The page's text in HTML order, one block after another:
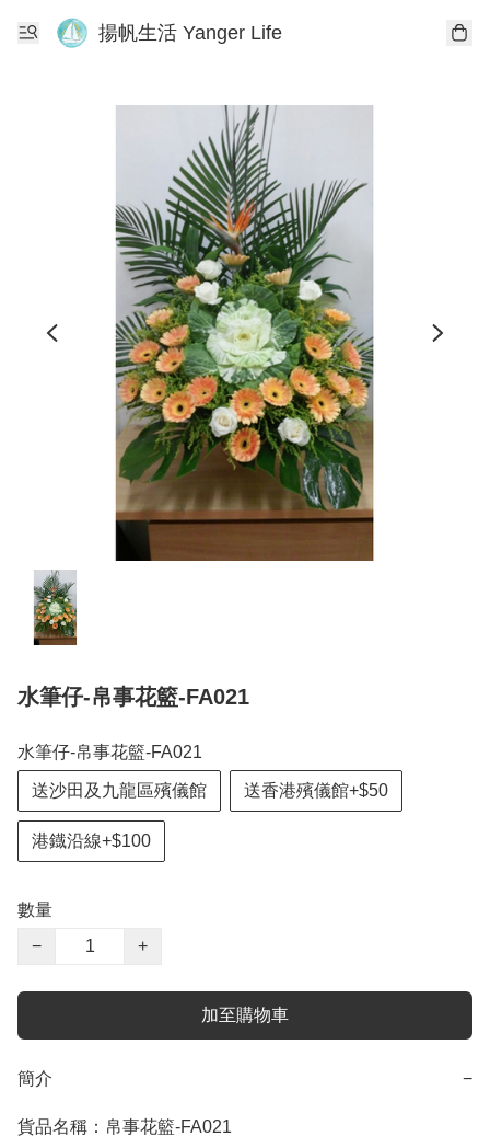
揚帆生活 Yanger Life
水筆仔-帛事花籃-FA021
水筆仔-帛事花籃-FA021
送沙田及九龍區殯儀館 送香港殯儀館+$50
港鐡沿線+$100
數量
−
+
加至購物車
簡介 −
貨品名稱：帛事花籃-FA021